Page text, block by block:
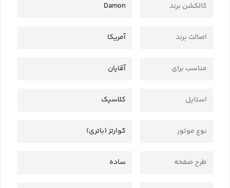
کالکشن برند Damon
اصالت برند آمریکا
مناسب برای آقایان
استایل کلاسیک
نوع موتور کوارتز (باتری)
طرح صفحه ساده